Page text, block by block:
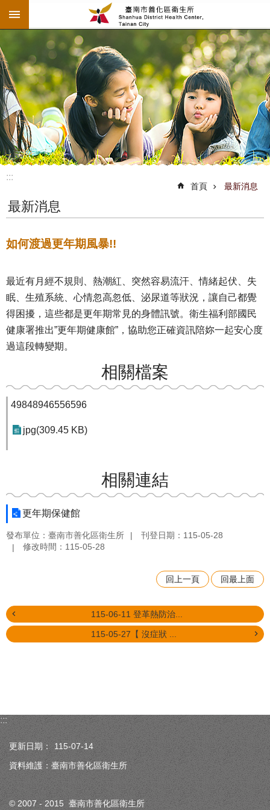
跳到主要內容區塊
:::
首頁 最新消息
最新消息
如何渡過更年期風暴!!
最近有月經不規則、熱潮紅、突然容易流汗、情緒起伏、失
眠、生殖系統、心情忽高忽低、泌尿道等狀況，讓自己都覺
得困擾，這些都是更年期常見的身體訊號。衛生福利部國民
健康署推出”更年期健康館”，協助您正確資訊陪妳一起安心度
過這段轉變期。
相關檔案
49848946556596
jpg(309.45 KB)
相關連結
更年期保健館
發布單位：臺南市善化區衛生所
刊登日期：115-05-28
修改時間：115-05-28
回上一頁 回最上面
115-06-11 登革熱防治...
115-05-27【 沒症狀 ...
:::
更新日期：
115-07-14
資料維護：臺南市善化區衛生所
© 2007 - 2015 臺南市善化區衛生所